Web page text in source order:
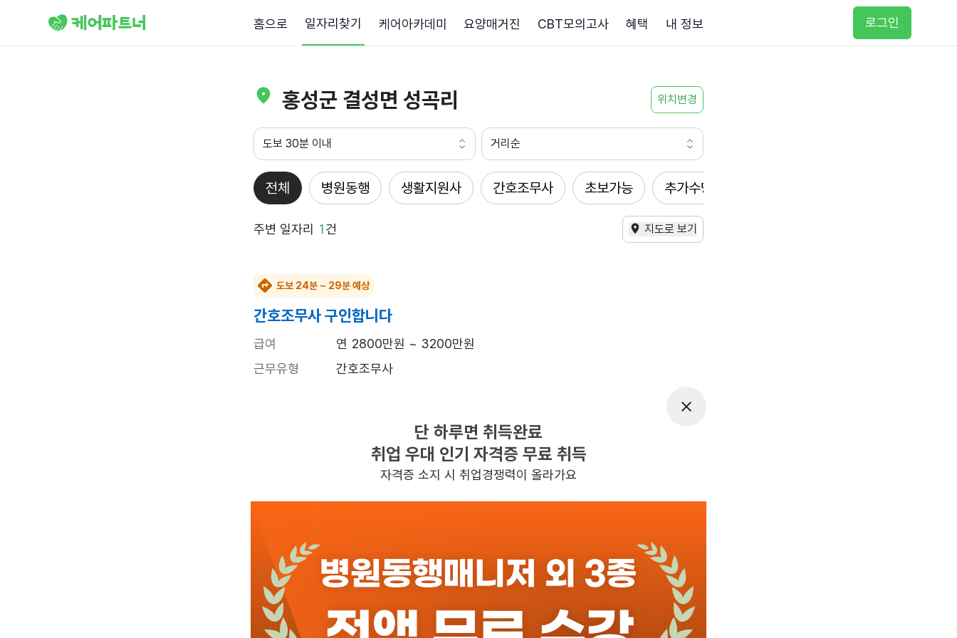
홈으로 일자리찾기 케어아카데미 요양매거진 CBT모의고사 혜택 내 정보 로그인
홍성군 결성면 성곡리 위치변경
도보 30분 이내 거리순
전체 병원동행 생활지원사 간호조무사 초보가능 추가수당
주변 일자리 1건 지도로 보기
도보 24분 ~ 29분 예상
간호조무사 구인합니다
급여
연 2800만원 ~ 3200만원
근무유형
간호조무사
               , 주 5일 근무, 평균근무시간 : 40
관심 일자리정보 더보기
반경 3KM 이내의 일자리 확인하기
단 하루면 취득완료
취업 우대 인기 자격증 무료 취득
자격증 소지 시 취업경쟁력이 올라가요